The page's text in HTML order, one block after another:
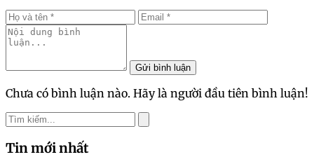
Gửi bình luận
Chưa có bình luận nào. Hãy là người đầu tiên bình luận!
Tin mới nhất